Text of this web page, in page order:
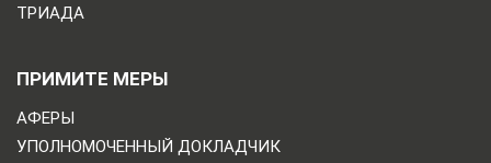
ТРИАДА
ПРИМИТЕ МЕРЫ
АФЕРЫ
УПОЛНОМОЧЕННЫЙ ДОКЛАДЧИК